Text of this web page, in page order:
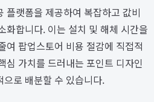
플랫폼을 제공하여 복잡하고 값비
화합니다. 이는 설치 및 해체 시간을
여 팝업스토어 비용 절감에 직접적
심 가치를 드러내는 포인트 디자인
로 배분할 수 있습니다.